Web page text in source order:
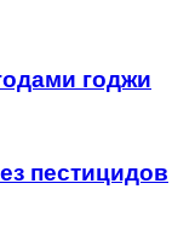
годжи
пестицидов